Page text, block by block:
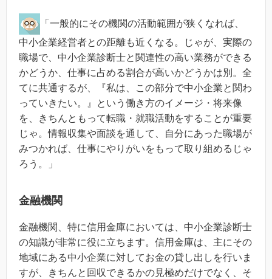
「一般的にその機関の活動範囲が狭くなれば、
中小企業経営者との距離も近くなる。じゃが、実際の
職場で、中小企業診断士と関連性の高い業務ができる
かどうか、仕事に占める割合が高いかどうかは別。全
てに共通するが、『私は、この部分で中小企業と関わ
っていきたい。』という働き方のイメージ・将来像
を、きちんともって転職・就職活動をすることが重要
じゃ。情報収集や面談を通して、自分にあった職場が
みつかれば、仕事にやりがいをもって取り組めるじゃ
ろう。」
金融機関
金融機関、特に信用金庫においては、中小企業診断士
の知識が非常に役に立ちます。信用金庫は、主にその
地域にある中小企業に対してお金の貸し出しを行いま
すが、きちんと回収できるかの見極めだけでなく、そ